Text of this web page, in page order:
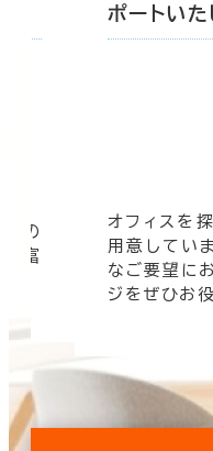
の
豊富
ポートいた
オフィスを
用意してい
なご要望に
ジをぜひお